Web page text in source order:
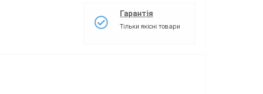
Гарантія
Тільки якісні товари